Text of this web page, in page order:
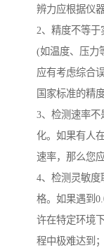
辨力应根据仪
2、精度不等
(如温度、压力
应有考虑综合
国家标准的精
3、检测速率
化。如果有人
速率，那么您
4、检测灵敏
格。如果遇到
许在特定环境
程中极难达到；